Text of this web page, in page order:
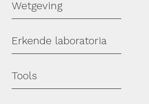
Wetgeving
Erkende laboratoria
Tools